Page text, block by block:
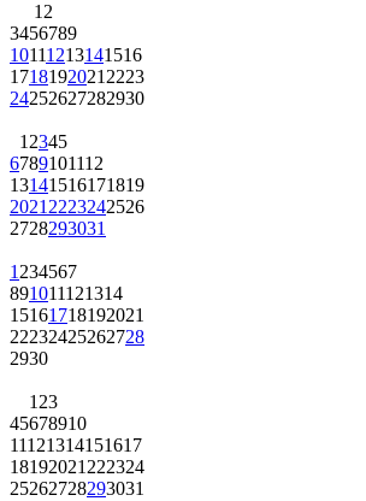
1 2
3456789
10111213141516
1718192021 2223
24252627282930
1 2345
6789101112
13141516171819
2021 2223242526
2728293031
1 234567
891011121314
15161718192021
22232425262728
2930
1 23
45678910
11121314151617
18192021 222324
25262728293031